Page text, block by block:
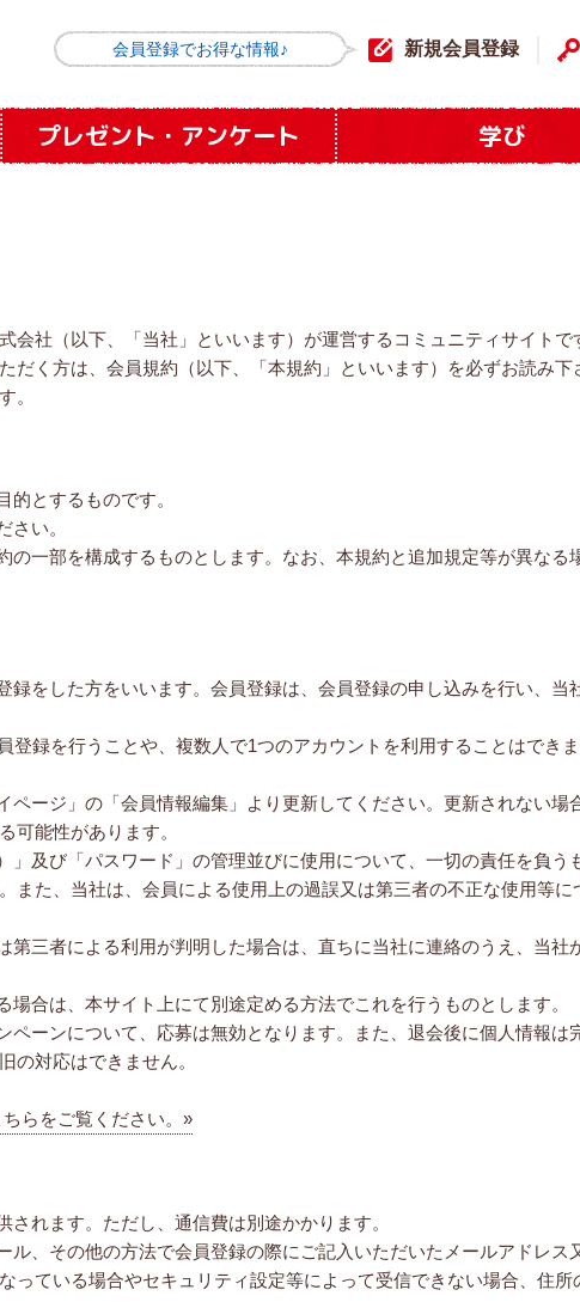
会員登録でお得な情報♪ 新規会員登録
プレゼント ・ アンケート 学び
会社（以下、「当社」といいます）が運営するコミュニティサイトで
だく方は、会員規約（以下、「本規約」といいます）を必ずお読み下
。
とするものです。
い。
一部を構成するものとします。なお、本規約と追加規定等が異なる
をした方をいいます。会員登録は、会員登録の申し込みを行い、当
録を行うことや、複数人で1つのアカウントを利用することはできま
ージ」の「会員情報編集」より更新してください。更新されない場
可能性があります。
及び「パスワード」の管理並びに使用について、一切の責任を負う
また、当社は、会員による使用上の過誤又は第三者の不正な使用等に
三者による利用が判明した場合は、直ちに当社に連絡のうえ、当社
合は、本サイト上にて別途定める方法でこれを行うものとします。
ーンについて、応募は無効となります。また、退会後に個人情報は
の対応はできません。
らをご覧ください。»
れます。ただし、通信費は別途かかります。
、その他の方法で会員登録の際にご記入いただいたメールアドレス
っている場合やセキュリティ設定等によって受信できない場合、住所